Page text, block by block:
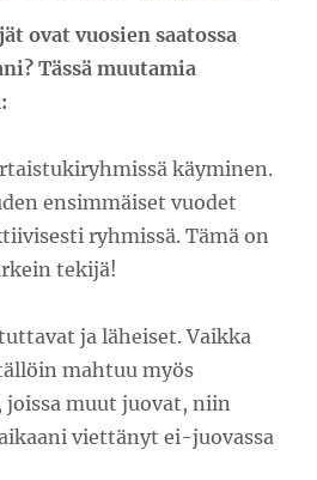
ovat vuosien saatossa
Tässä muutamia
käyminen.
ensimmäiset vuodet
ryhmissä. Tämä on
tekijä!
ja läheiset. Vaikka
mahtuu myös
muut juovat, niin
viettänyt ei-juovassa